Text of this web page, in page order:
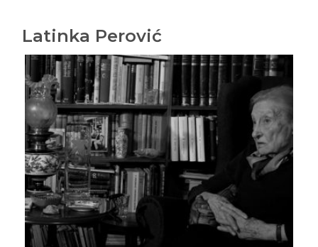
Latinka Perović